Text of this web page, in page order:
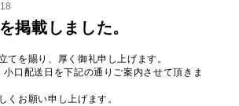
掲載しました。
てを賜り、厚く御礼申し上げます。
口配送日を下記の通りご案内させて頂きま
くお願い申し上げます。